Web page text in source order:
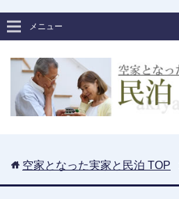
メニュー
空家となった実家と民泊 TOP